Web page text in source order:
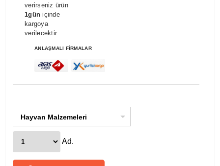
verirseniz ürün
1gün içinde
kargoya
verilecektir.
ANLAŞMALI FİRMALAR
Hayvan Malzemeleri
Ad.